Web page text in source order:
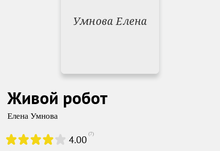
Живой робот
Елена Умнова
4.00 (7)